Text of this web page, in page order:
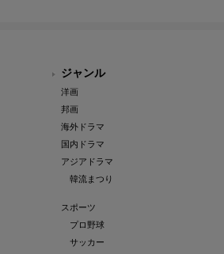
ジャンル
洋画
邦画
海外ドラマ
国内ドラマ
アジアドラマ
韓流まつり
スポーツ
プロ野球
サッカー